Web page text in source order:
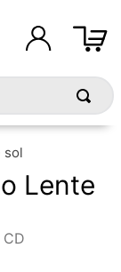
sol
Lente